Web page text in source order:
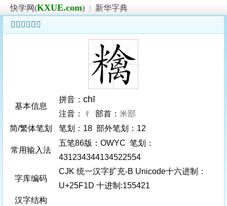
快学网(KXUE.com) |
新华字典
𥼝字基本信息
基本信息
拼音： chī
注音：ㄔ 部首： 米部
简/繁体笔划
笔划：18 部外笔划：12
常用输入法
五笔86版：OWYC 笔划：
431234344134522554
字库编码
CJK 统一汉字扩充-B Unicode十六进制：
U+25F1D 十进制:155421
汉字结构